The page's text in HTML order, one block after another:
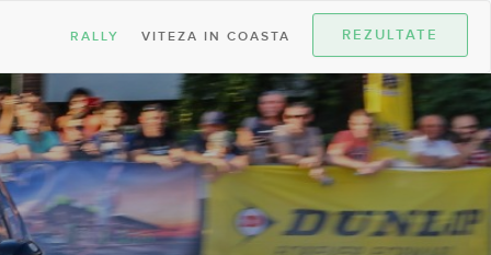
RALLY VITEZA IN COASTA REZULTATE